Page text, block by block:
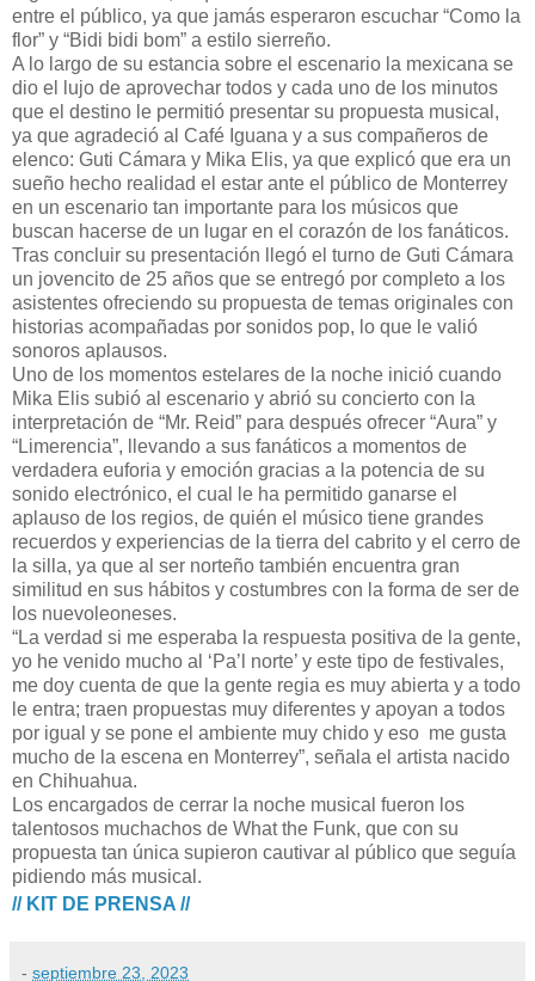
entre el público, ya que jamás esperaron escuchar “Como la
flor” y “Bidi bidi bom” a estilo sierreño.
A lo largo de su estancia sobre el escenario la mexicana se
dio el lujo de aprovechar todos y cada uno de los minutos
que el destino le permitió presentar su propuesta musical,
ya que agradeció al Café Iguana y a sus compañeros de
elenco: Guti Cámara y Mika Elis, ya que explicó que era un
sueño hecho realidad el estar ante el público de Monterrey
en un escenario tan importante para los músicos que
buscan hacerse de un lugar en el corazón de los fanáticos.
Tras concluir su presentación llegó el turno de Guti Cámara
un jovencito de 25 años que se entregó por completo a los
asistentes ofreciendo su propuesta de temas originales con
historias acompañadas por sonidos pop, lo que le valió
sonoros aplausos.
Uno de los momentos estelares de la noche inició cuando
Mika Elis subió al escenario y abrió su concierto con la
interpretación de “Mr. Reid” para después ofrecer “Aura” y
“Limerencia”, llevando a sus fanáticos a momentos de
verdadera euforia y emoción gracias a la potencia de su
sonido electrónico, el cual le ha permitido ganarse el
aplauso de los regios, de quién el músico tiene grandes
recuerdos y experiencias de la tierra del cabrito y el cerro de
la silla, ya que al ser norteño también encuentra gran
similitud en sus hábitos y costumbres con la forma de ser de
los nuevoleoneses.
“La verdad si me esperaba la respuesta positiva de la gente,
yo he venido mucho al ‘Pa’l norte’ y este tipo de festivales,
me doy cuenta de que la gente regia es muy abierta y a todo
le entra; traen propuestas muy diferentes y apoyan a todos
por igual y se pone el ambiente muy chido y eso me gusta
mucho de la escena en Monterrey”, señala el artista nacido
en Chihuahua.
Los encargados de cerrar la noche musical fueron los
talentosos muchachos de What the Funk, que con su
propuesta tan única supieron cautivar al público que seguía
pidiendo más musical.
// KIT DE PRENSA //
- septiembre 23, 2023